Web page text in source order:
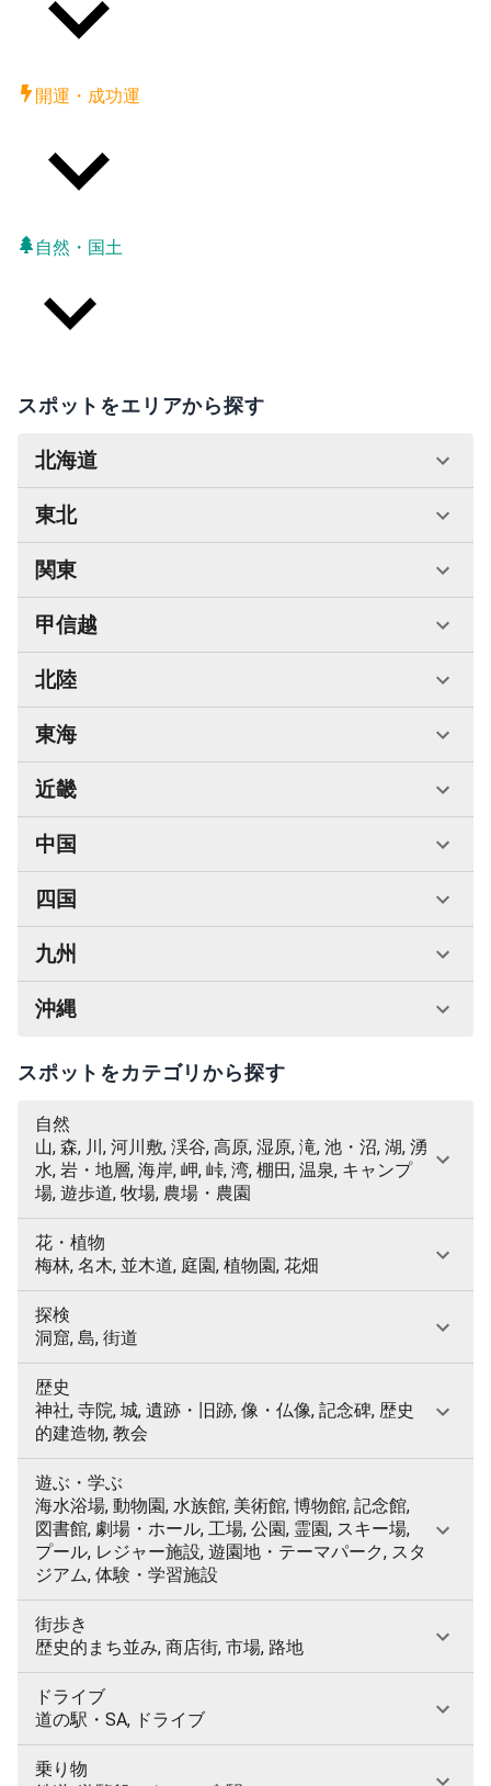
開運・成功運
自然・国土
スポットをエリアから探す
北海道
東北
関東
甲信越
北陸
東海
近畿
中国
四国
九州
沖縄
スポットをカテゴリから探す
自然
山, 森, 川, 河川敷, 渓谷, 高原, 湿原, 滝, 池・沼, 湖, 湧
水, 岩・地層, 海岸, 岬, 峠, 湾, 棚田, 温泉, キャンプ
場, 遊歩道, 牧場, 農場・農園
花・植物
梅林, 名木, 並木道, 庭園, 植物園, 花畑
探検
洞窟, 島, 街道
歴史
神社, 寺院, 城, 遺跡・旧跡, 像・仏像, 記念碑, 歴史
的建造物, 教会
遊ぶ・学ぶ
海水浴場, 動物園, 水族館, 美術館, 博物館, 記念館,
図書館, 劇場・ホール, 工場, 公園, 霊園, スキー場,
プール, レジャー施設, 遊園地・テーマパーク, スタ
ジアム, 体験・学習施設
街歩き
歴史的まち並み, 商店街, 市場, 路地
ドライブ
道の駅・SA, ドライブ
乗り物